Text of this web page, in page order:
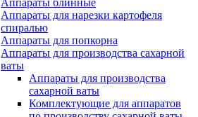
Аппараты блинные
Аппараты для нарезки картофеля
спиралью
Аппараты для попкорна
Аппараты для производства сахарной
ваты
Аппараты для производства
сахарной ваты
Комплектующие для аппаратов